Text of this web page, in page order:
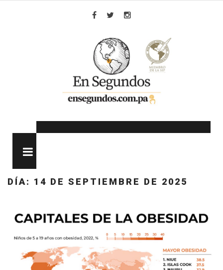
DÍA: 14 DE SEPTIEMBRE DE 2025